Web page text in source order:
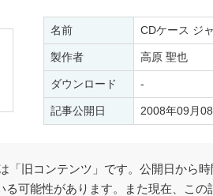
名前 CDケース ジ
製作者 高原 聖也
ダウンロード -
記事公開日 2008年09月
「旧コンテンツ」です。公開日から
る可能性があります。また現在、この